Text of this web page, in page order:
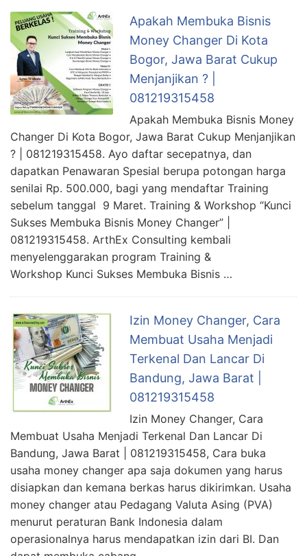
Apakah Membuka Bisnis
Money Changer Di Kota
Bogor, Jawa Barat Cukup
Menjanjikan ? |
081219315458
Apakah Membuka Bisnis Money
Changer Di Kota Bogor, Jawa Barat Cukup Menjanjikan
? | 081219315458. Ayo daftar secepatnya, dan
dapatkan Penawaran Spesial berupa potongan harga
senilai Rp. 500.000, bagi yang mendaftar Training
sebelum tanggal 9 Maret. Training & Workshop “Kunci
Sukses Membuka Bisnis Money Changer” |
081219315458. ArthEx Consulting kembali
menyelenggarakan program Training &
Workshop Kunci Sukses Membuka Bisnis …
Izin Money Changer, Cara
Membuat Usaha Menjadi
Terkenal Dan Lancar Di
Bandung, Jawa Barat |
081219315458
Izin Money Changer, Cara
Membuat Usaha Menjadi Terkenal Dan Lancar Di
Bandung, Jawa Barat | 081219315458, Cara buka
usaha money changer apa saja dokumen yang harus
disiapkan dan kemana berkas harus dikirimkan. Usaha
money changer atau Pedagang Valuta Asing (PVA)
menurut peraturan Bank Indonesia dalam
operasionalnya harus mendapatkan izin dari BI. Dan